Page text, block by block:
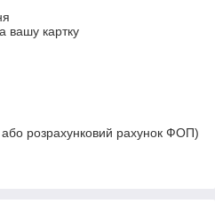
вашу картку
розрахунковий рахунок ФОП)